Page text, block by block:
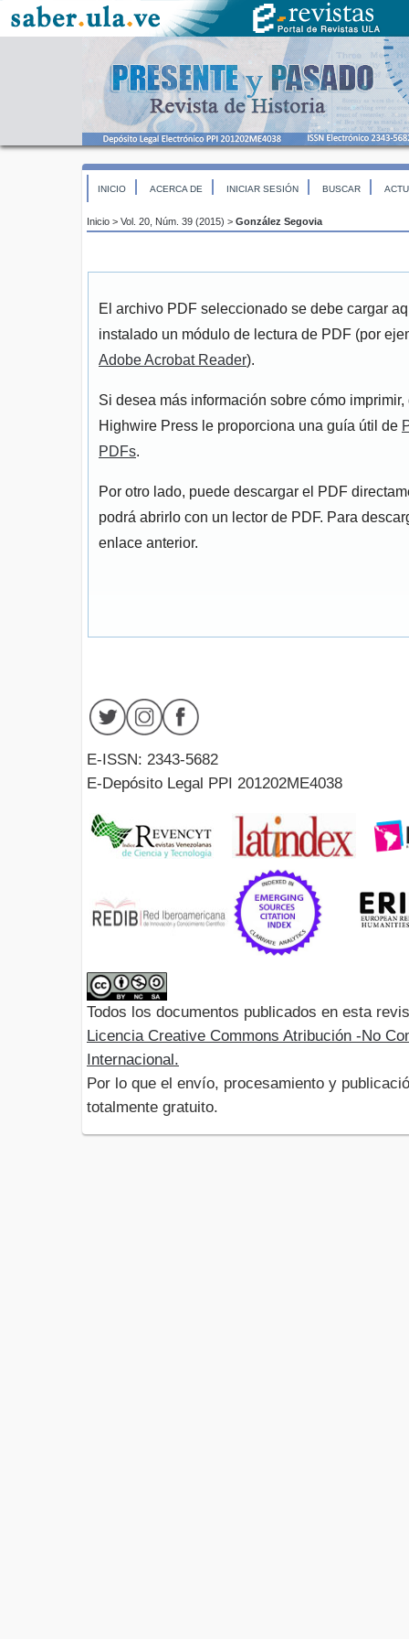
INICIO ACERCA DE INICIAR SESIÓN BUSCAR
Inicio > Vol. 20, Núm. 39 (2015) > González Segovia
El archivo PDF seleccionado se debe cargar
instalado un módulo de lectura de PDF (por
Adobe Acrobat Reader).
Si desea más información sobre cómo
Highwire Press le proporciona una guía útil de
PDFs.
Por otro lado, puede descargar el PDF
podrá abrirlo con un lector de PDF. Para
enlace anterior.
E-ISSN: 2343-5682
E-Depósito Legal PPI 201202ME4038
Todos los documentos publicados en esta
Licencia Creative Commons Atribución -No
Internacional.
Por lo que el envío, procesamiento y
totalmente gratuito.